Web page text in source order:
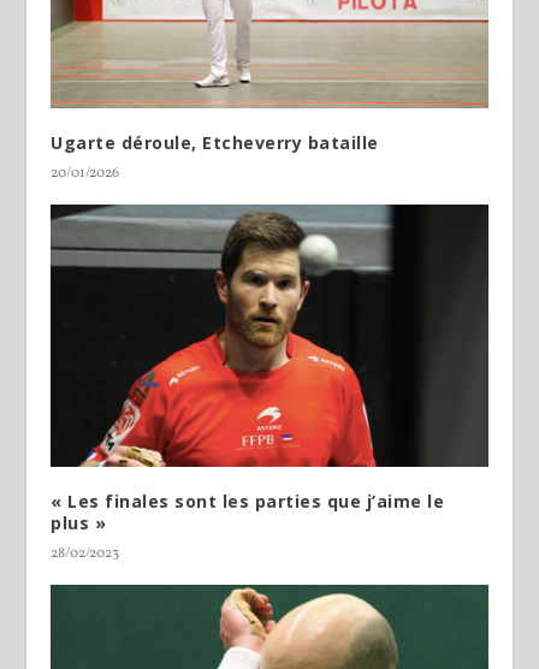
Ugarte déroule, Etcheverry bataille
20/01/2026
« Les finales sont les parties que j’aime le
plus »
28/02/2023